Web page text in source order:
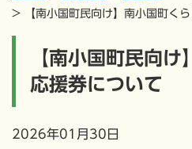
【南小国町民向け】南小国町く
【南小国町民向
応援券について
2026年01月30日